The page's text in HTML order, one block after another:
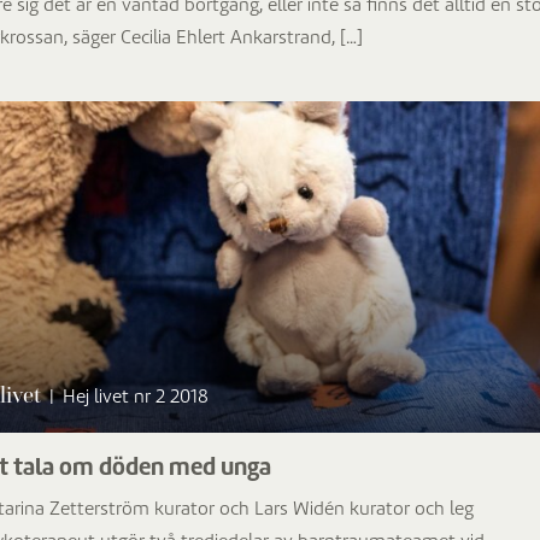
säger Cecilia Ehlert Ankarstrand, […]
livet | Hej livet nr 2 2018
tala om döden med unga
Zetterström kurator och Lars Widén kurator och leg